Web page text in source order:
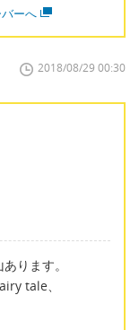
ーへ
2018/08/29 00:30
ります。
tale、